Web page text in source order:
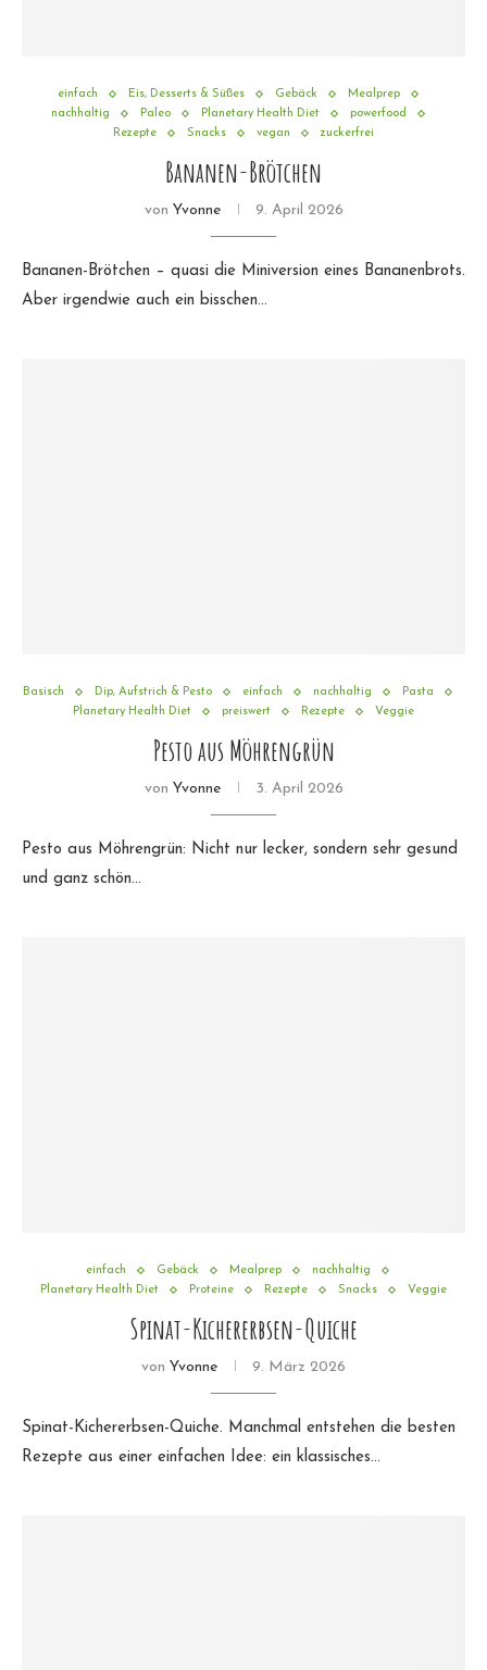
einfach Eis, Desserts & Süßes Gebäck
Mealprep
nachhaltig
Paleo Planetary Health Diet
powerfood
Rezepte
Snacks vegan zuckerfrei
Bananen-Brötchen
von Yvonne 9. April 2026
Bananen-Brötchen – quasi die Miniversion eines Bananenbrots.
Aber irgendwie auch ein bisschen…
Basisch Dip, Aufstrich & Pesto einfach nachhaltig
Pasta
Planetary Health Diet
preiswert Rezepte Veggie
Pesto aus Möhrengrün
von Yvonne 3. April 2026
Pesto aus Möhrengrün: Nicht nur lecker, sondern sehr gesund
und ganz schön…
einfach Gebäck Mealprep
nachhaltig
Planetary Health Diet
Proteine Rezepte Snacks Veggie
Spinat-Kichererbsen-Quiche
von Yvonne 9. März 2026
Spinat-Kichererbsen-Quiche. Manchmal entstehen die besten
Rezepte aus einer einfachen Idee: ein klassisches…